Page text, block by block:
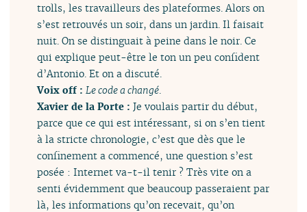
trolls, les travailleurs des plateformes. Alors on
s’est retrouvés un soir, dans un jardin. Il faisait
nuit. On se distinguait à peine dans le noir. Ce
qui explique peut-être le ton un peu confident
d’Antonio. Et on a discuté.
Voix off :Le code a changé.
Xavier de la Porte :Je voulais partir du début,
parce que ce qui est intéressant, si on s’en tient
à la stricte chronologie, c’est que dès que le
confinement a commencé, une question s’est
posée : Internet va-t-il tenir ? Très vite on a
senti évidemment que beaucoup passeraient par
là, les informations qu’on recevait, qu’on